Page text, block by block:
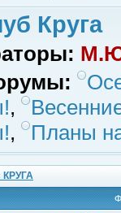
Круга
,
, Планы
КРУГА